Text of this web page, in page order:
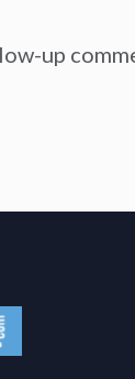
up